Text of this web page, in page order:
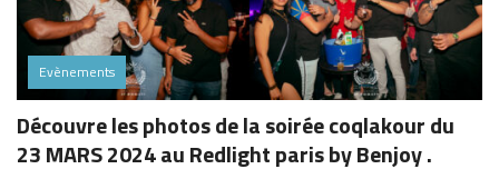
Evènements
Découvre les photos de la soirée coqlakour du
23 MARS 2024 au Redlight paris by Benjoy .